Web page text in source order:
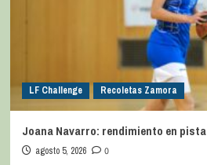
LF Challenge Recoletas Zamora
Joana Navarro: rendimiento en pista
agosto 5, 2026 0